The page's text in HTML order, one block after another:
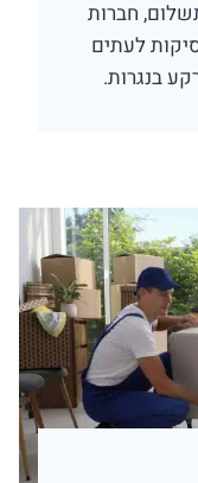
חברות
לעתים
בנגרות.